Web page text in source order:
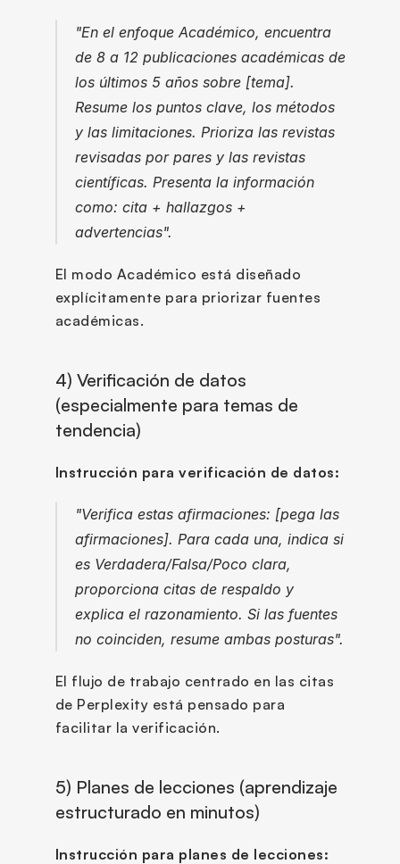
"En el enfoque Académico, encuentra
de 8 a 12 publicaciones académicas de
los últimos 5 años sobre [tema].
Resume los puntos clave, los métodos
y las limitaciones. Prioriza las revistas
revisadas por pares y las revistas
científicas. Presenta la información
como: cita + hallazgos +
advertencias".
El modo Académico está diseñado
explícitamente para priorizar fuentes
académicas.
4) Verificación de datos
(especialmente para temas de
tendencia)
Instrucción para verificación de datos:
"Verifica estas afirmaciones: [pega las
afirmaciones]. Para cada una, indica si
es Verdadera/Falsa/Poco clara,
proporciona citas de respaldo y
explica el razonamiento. Si las fuentes
no coinciden, resume ambas posturas".
El flujo de trabajo centrado en las citas
de Perplexity está pensado para
facilitar la verificación.
5) Planes de lecciones (aprendizaje
estructurado en minutos)
Instrucción para planes de lecciones: